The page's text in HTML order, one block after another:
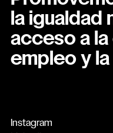
la igualdad
acceso a la
empleo y
Instagram